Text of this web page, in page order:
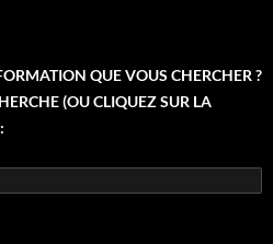
QUE VOUS CHERCHER ?
(OU CLIQUEZ SUR LA